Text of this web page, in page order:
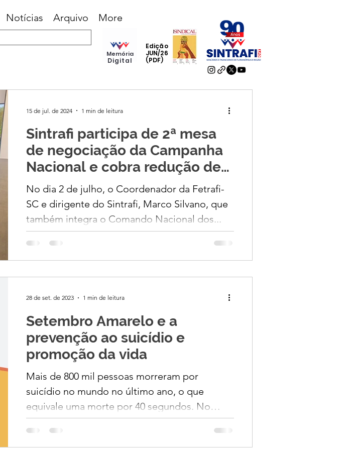
Notícias Arquivo More
Memória
Digital
Edição
JUN/26
(PDF)
Sintrafi participa de 2ª mesa
de negociação da Campanha
Nacional e cobra redução de
jornada de trabalho
No dia 2 de julho, o Coordenador da Fetrafi-
SC e dirigente do Sintrafi, Marco Silvano, que
também integra o Comando Nacional dos...
15 de jul. de 2024 1 min de leitura
Setembro Amarelo e a
prevenção ao suicídio e
promoção da vida
Mais de 800 mil pessoas morreram por
suicídio no mundo no último ano, o que
equivale uma morte por 40 segundos. No
Brasil este número ...
28 de set. de 2023 1 min de leitura